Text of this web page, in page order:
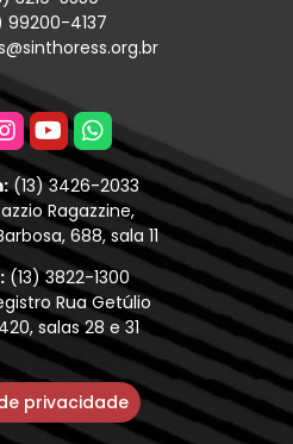
99200-4137
(13) 3426-2033
Ragazzine,
688, sala 11
(13) 3822-1300
Rua Getúlio
salas 28 e 31
privacidade